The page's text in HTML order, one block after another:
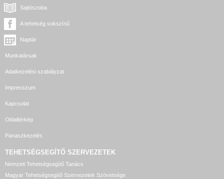
Sajtószoba
A tehetség sokszínű
Naptár
Munkatársak
Adatkezelési szabályzat
Impresszum
Kapcsolat
Oldaltérkép
Panaszkezelés
TEHETSÉGSEGÍTŐ SZERVEZETEK
Nemzeti Tehetségsegítő Tanács
Magyar Tehetségsegítő Szervezetek Szövetsége